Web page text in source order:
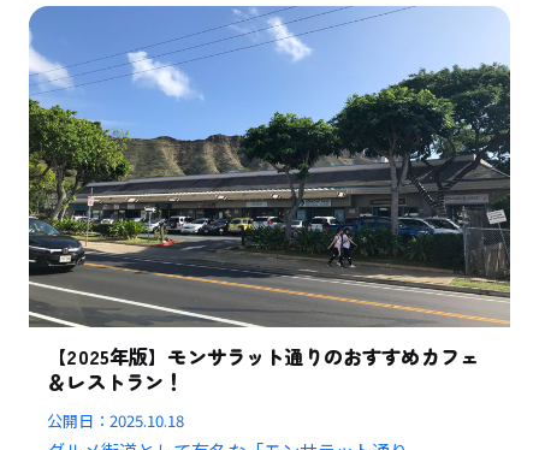
【2025年版】モンサラット通りのおすすめカフェ
＆レストラン！
公開日：2025.10.18